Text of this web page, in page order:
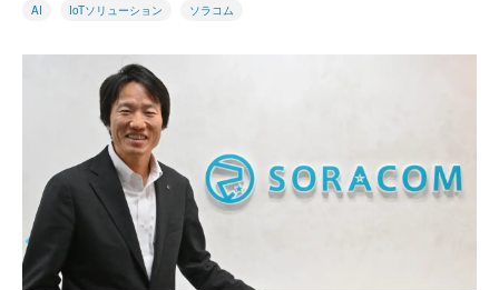
AI IoTソリューション ソラコム